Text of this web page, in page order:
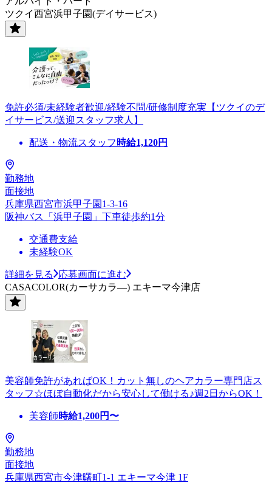
ツクイ西宮浜甲子園(デイサービス)
免許必須/未経験者歓迎/経験不問/研修制度充実【ツクイのデ
イサービス/送迎スタッフ求人】
配送・物流スタッフ 時給1,120円
勤務地
面接地
兵庫県西宮市浜甲子園1-3-16
阪神バス「浜甲子園」下車徒歩約1分
交通費支給
未経験OK
詳細を見る
応募画面に進む
CASACOLOR(カーサカラ―) エキーマ今津店
美容師免許があればOK！カット無しのヘアカラー専門店ス
タッフ☆ほぼ自動化だから安心して働ける♪週2日からOK！
美容師時給1,200円〜
勤務地
面接地
兵庫県西宮市今津曙町1-1 エキーマ今津 1F